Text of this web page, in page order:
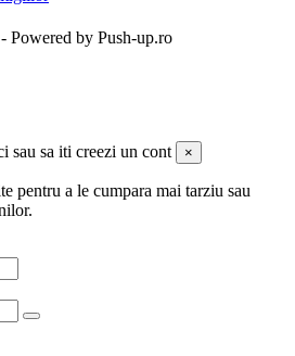
Powered by Push-up.ro
sau sa iti creezi un cont ×
pentru a le cumpara mai tarziu sau